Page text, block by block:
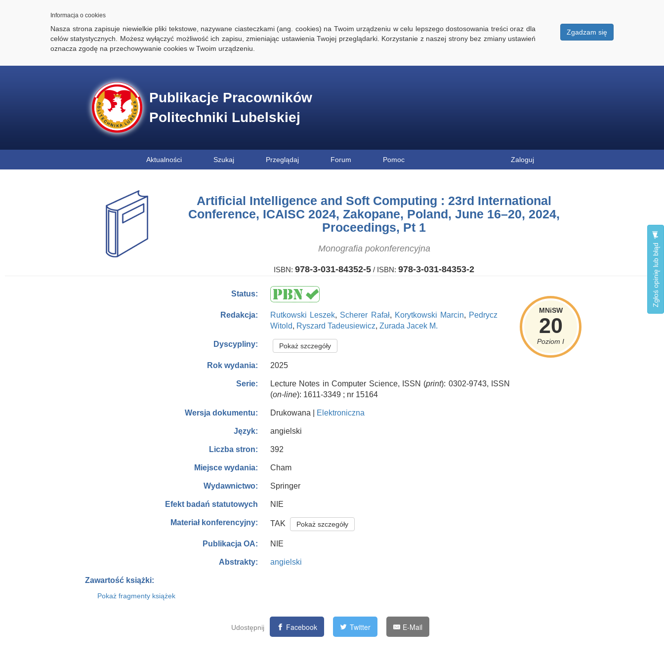
Informacja o cookies
Zgadzam się
Nasza strona zapisuje niewielkie pliki tekstowe, nazywane ciasteczkami (ang. cookies) na Twoim urządzeniu w celu lepszego dostosowania treści oraz dla
celów statystycznych. Możesz wyłączyć możliwość ich zapisu, zmieniając ustawienia Twojej przeglądarki. Korzystanie z naszej strony bez zmiany ustawień
oznacza zgodę na przechowywanie cookies w Twoim urządzeniu.
Publikacje Pracowników
Politechniki Lubelskiej
Aktualności Szukaj Przeglądaj Forum Pomoc Zaloguj
Zgłoś opinię lub błąd
Artificial Intelligence and Soft Computing : 23rd International
Conference, ICAISC 2024, Zakopane, Poland, June 16–20, 2024,
Proceedings, Pt 1
Monografia pokonferencyjna
ISBN: 978-3-031-84352-5 / ISBN: 978-3-031-84353-2
MNiSW
20
Poziom I
Status:
Redakcja: Rutkowski Leszek, Scherer Rafał, Korytkowski Marcin, Pedrycz
Witold, Ryszard Tadeusiewicz, Zurada Jacek M.
Dyscypliny: Pokaż szczegóły
Rok wydania: 2025
Serie: Lecture Notes in Computer Science, ISSN (print): 0302-9743, ISSN
(on-line): 1611-3349 ; nr 15164
Wersja dokumentu: Drukowana | Elektroniczna
Język: angielski
Liczba stron: 392
Miejsce wydania: Cham
Wydawnictwo: Springer
Efekt badań statutowych NIE
Materiał konferencyjny: TAK Pokaż szczegóły
Publikacja OA: NIE
Abstrakty: angielski
Zawartość książki:
Pokaż fragmenty książek
Udostępnij Facebook Twitter E-Mail